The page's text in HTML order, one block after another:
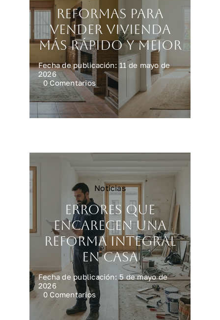
Reformas para
vender vivienda
más rápido y mejor
Fecha de publicación: 11 de mayo de
2026
0 Comentarioson
Reformas
para
vender
vivienda
mejor
Noticias
Errores que
encarecen una
reforma integral
en casa
Fecha de publicación: 5 de mayo de
2026
0 Comentarioson
Errores
que